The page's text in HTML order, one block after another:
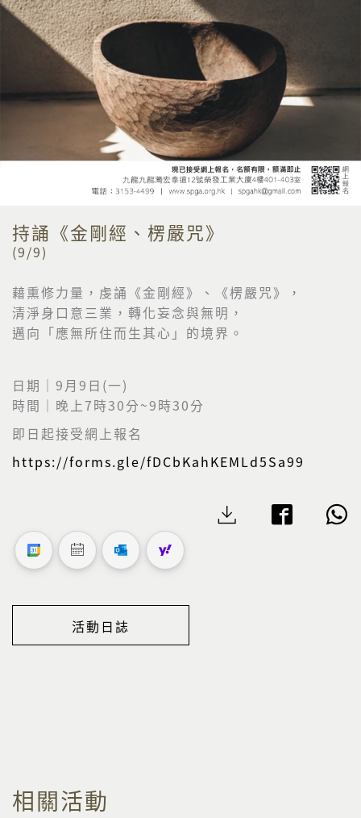
持誦《金剛經、楞嚴咒》
(9/9)
藉熏修力量，虔誦《金剛經》、《楞嚴咒》，
清淨身口意三業，轉化妄念與無明，
邁向「應無所住而生其心」的境界。
日期｜9月9日(一)
時間｜晚上7時30分~9時30分
即日起接受網上報名
https://forms.gle/fDCbKahKEMLd5Sa99
活動日誌
相關活動